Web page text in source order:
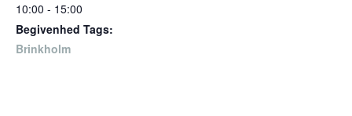
10:00 - 15:00
Begivenhed Tags:
Brinkholm